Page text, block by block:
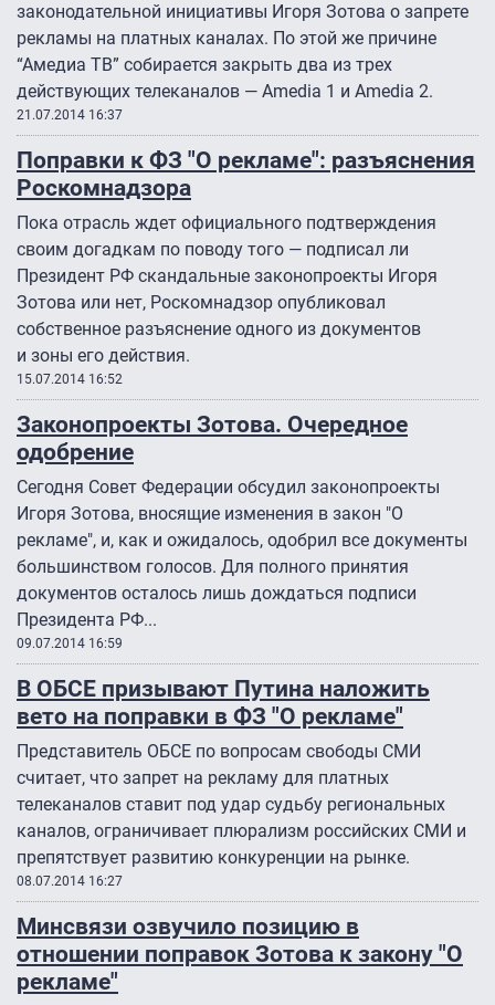
законодательной инициативы Игоря Зотова о запрете
рекламы на платных каналах. По этой же причине
“Амедиа ТВ” собирается закрыть два из трех
действующих телеканалов — Amedia 1 и Amedia 2.
21.07.2014 16:37
Поправки к ФЗ "О рекламе": разъяснения
Роскомнадзора
Пока отрасль ждет официального подтверждения
своим догадкам по поводу того — подписал ли
Президент РФ скандальные законопроекты Игоря
Зотова или нет, Роскомнадзор опубликовал
собственное разъяснение одного из документов
и зоны его действия.
15.07.2014 16:52
Законопроекты Зотова. Очередное
одобрение
Сегодня Совет Федерации обсудил законопроекты
Игоря Зотова, вносящие изменения в закон "О
рекламе", и, как и ожидалось, одобрил все документы
большинством голосов. Для полного принятия
документов осталось лишь дождаться подписи
Президента РФ...
09.07.2014 16:59
В ОБСЕ призывают Путина наложить
вето на поправки в ФЗ "О рекламе"
Представитель ОБСЕ по вопросам свободы СМИ
считает, что запрет на рекламу для платных
телеканалов ставит под удар судьбу региональных
каналов, ограничивает плюрализм российских СМИ и
препятствует развитию конкуренции на рынке.
08.07.2014 16:27
Минсвязи озвучило позицию в
отношении поправок Зотова к закону "О
рекламе"